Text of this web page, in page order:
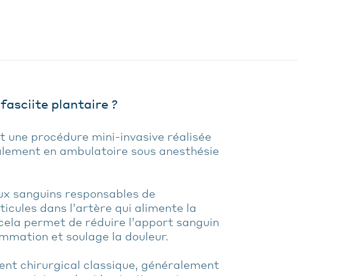
fasciite plantaire ?
procédure mini-invasive réalisée
en ambulatoire sous anesthésie
sanguins responsables de
dans l’artère qui alimente la
permet de réduire l’apport sanguin
et soulage la douleur.
chirurgical classique, généralement